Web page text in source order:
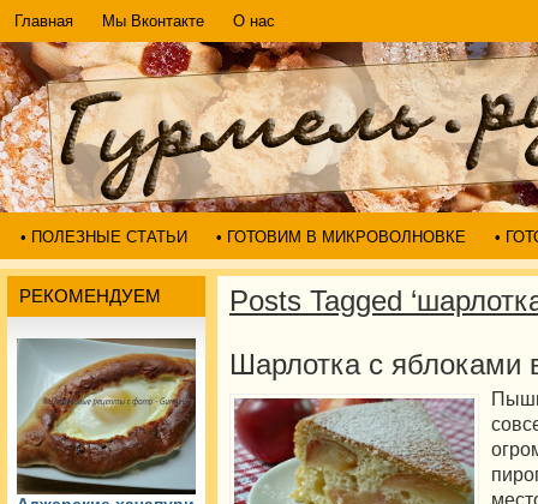
Главная Мы Вконтакте О нас
• ПОЛЕЗНЫЕ СТАТЬИ • ГОТОВИМ В МИКРОВОЛНОВКЕ •
РЕКОМЕНДУЕМ
Posts Tagged
Шарлотка с яблоками